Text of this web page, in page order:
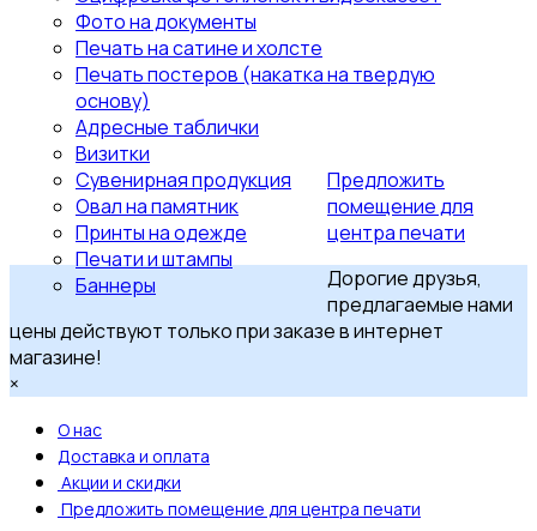
Фото на документы
Печать на сатине и холсте
Печать постеров (накатка на твердую
основу)
Адресные таблички
Визитки
Сувенирная продукция
Овал на памятник
Принты на одежде
Печати и штампы
Баннеры
Предложить
помещение для
центра печати
Дорогие друзья,
предлагаемые нами
цены действуют только при заказе в интернет
магазине!
×
О нас
Доставка и оплата
Акции и скидки
Предложить помещение для центра печати